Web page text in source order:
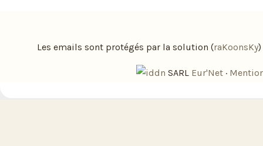
Les emails sont protégés par la solution (raKoonsKy)
SARL Eur'Net ·